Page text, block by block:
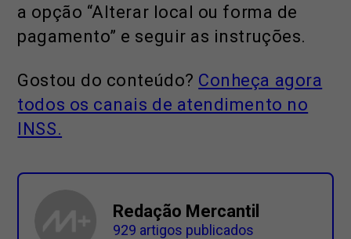
a opção “Alterar local ou forma de
pagamento” e seguir as instruções.
Gostou do conteúdo? Conheça agora
todos os canais de atendimento no
INSS.
Redação Mercantil
929 artigos publicados